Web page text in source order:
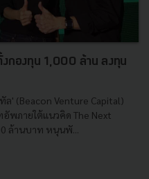
งกองทุน 1,000 ล้าน ลงทุน
ล' (Beacon Venture Capital)
พภายใต้แนวคิด The Next
ล้านบาท หนุนพั...